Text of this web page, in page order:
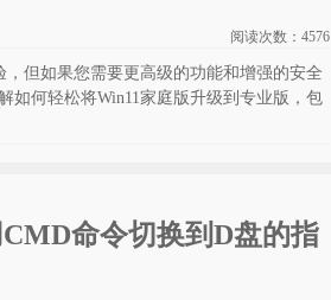
阅读次数： 4576
但如果您需要更高级的功能和增强的安全
如何轻松将Win11家庭版升级到专业版，包
命令切换到D盘的指